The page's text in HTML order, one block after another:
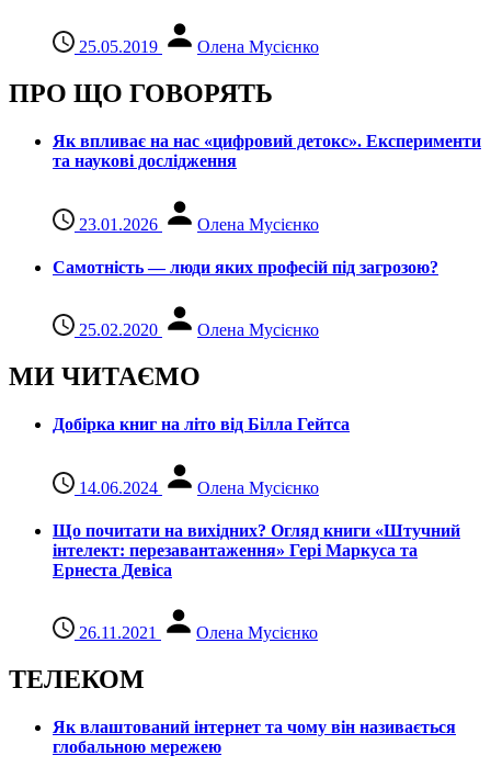
25.05.2019 Олена Мусієнко
ПРО ЩО ГОВОРЯТЬ
Як впливає на нас «цифровий детокс». Експерименти
та наукові дослідження
23.01.2026 Олена Мусієнко
Самотність — люди яких професій під загрозою?
25.02.2020 Олена Мусієнко
МИ ЧИТАЄМО
Добірка книг на літо від Білла Гейтса
14.06.2024 Олена Мусієнко
Що почитати на вихідних? Огляд книги «Штучний
інтелект: перезавантаження» Гері Маркуса та
Ернеста Девіса
26.11.2021 Олена Мусієнко
ТЕЛЕКОМ
Як влаштований інтернет та чому він називається
глобальною мережею